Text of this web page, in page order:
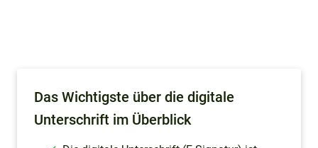
Das Wichtigste über die digitale
Unterschrift im Überblick